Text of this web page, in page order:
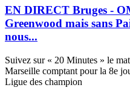
EN DIRECT Bruges -
Greenwood mais sans
nous...
Suivez sur « 20 Minutes » le
Marseille comptant pour la 8e
Ligue des champion